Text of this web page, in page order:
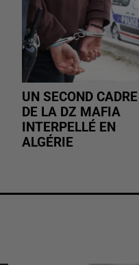
UN SECOND CADRE
DE LA DZ MAFIA
INTERPELLÉ EN
ALGÉRIE